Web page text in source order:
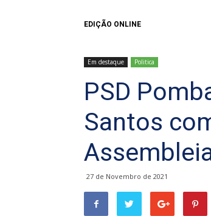
EDIÇÃO ONLINE
Em destaque Politica
PSD
Santos
27 de Novembro de 2021